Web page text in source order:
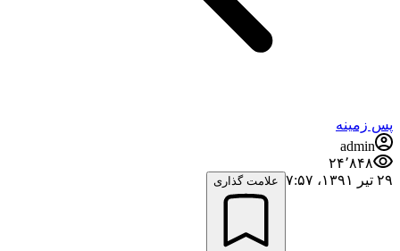
پس زمینه
admin
۲۴٬۸۴۸
۲۹ تیر ۱۳۹۱،‏ ۷:۵۷
علامت گذاری